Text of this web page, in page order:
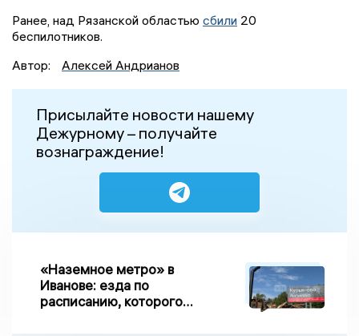
Ранее, над Рязанской областью сбили 20
беспилотников.
Автор:
Алексей Андрианов
Присылайте новости нашему
Дежурному – получайте
вознаграждение!
«Наземное метро» в
Иванове: езда по
расписанию, которого